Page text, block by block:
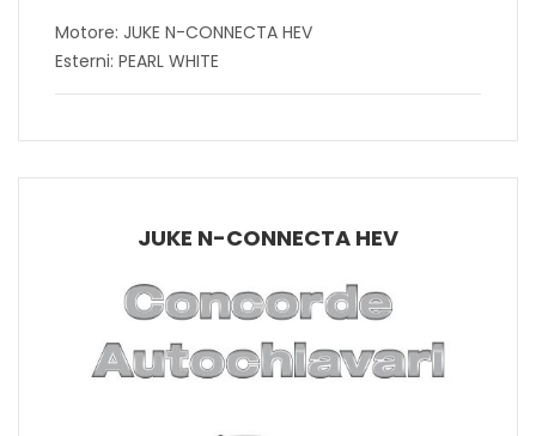
Motore: JUKE N-CONNECTA HEV
Esterni: PEARL WHITE
JUKE N-CONNECTA HEV